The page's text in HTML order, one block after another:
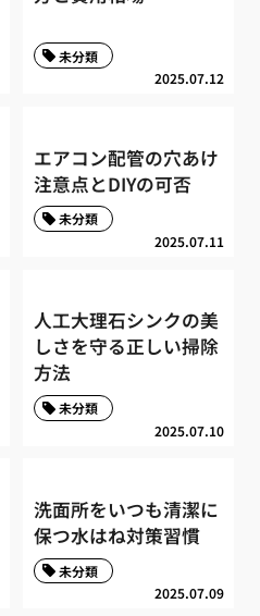
2025.07.12
未分類
エアコン配管の穴あけ
注意点とDIYの可否
2025.07.11
未分類
人工大理石シンクの美
しさを守る正しい掃除
方法
2025.07.10
未分類
洗面所をいつも清潔に
保つ水はね対策習慣
2025.07.09
未分類